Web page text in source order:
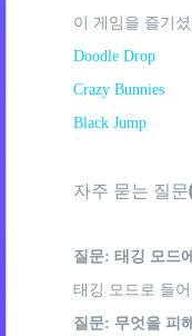
이 게임을 즐기
Doodle Drop
Crazy Bunnies
Black Jump
자주 묻는 질
질문: 태깅 모드
태깅 모드로 들
질문: 무엇을 피